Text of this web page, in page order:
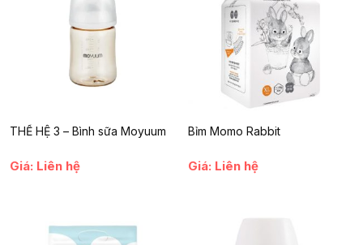
Mì ăn dặm Tokyo Nhật Bản
không chỉ là món ăn vặt ngon
miệng mà còn là lựa chọn bổ dưỡng và an toàn cho trẻ nhỏ. Với
thiết kế tiện lợi, hương vị hấp dẫn và thành phần tự nhiên, sản
phẩm chính là người bạn đồng hành lý tưởng trong hành trình
phát triển của trẻ. Đừng bỏ lỡ cơ hội mang đến cho con bạn một
món ăn vặt vừa ngon vừa bổ dưỡng ngay từ hôm nay.
THẾ HỆ 3 – Bình sữa Moyuum
Giá: Liên hệ
Bỉm Momo Rabbit
Giá: Liên hệ